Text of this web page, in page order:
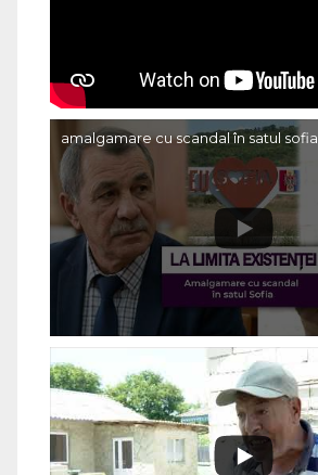
amalgamare cu scandal în satul sofia